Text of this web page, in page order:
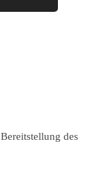
des